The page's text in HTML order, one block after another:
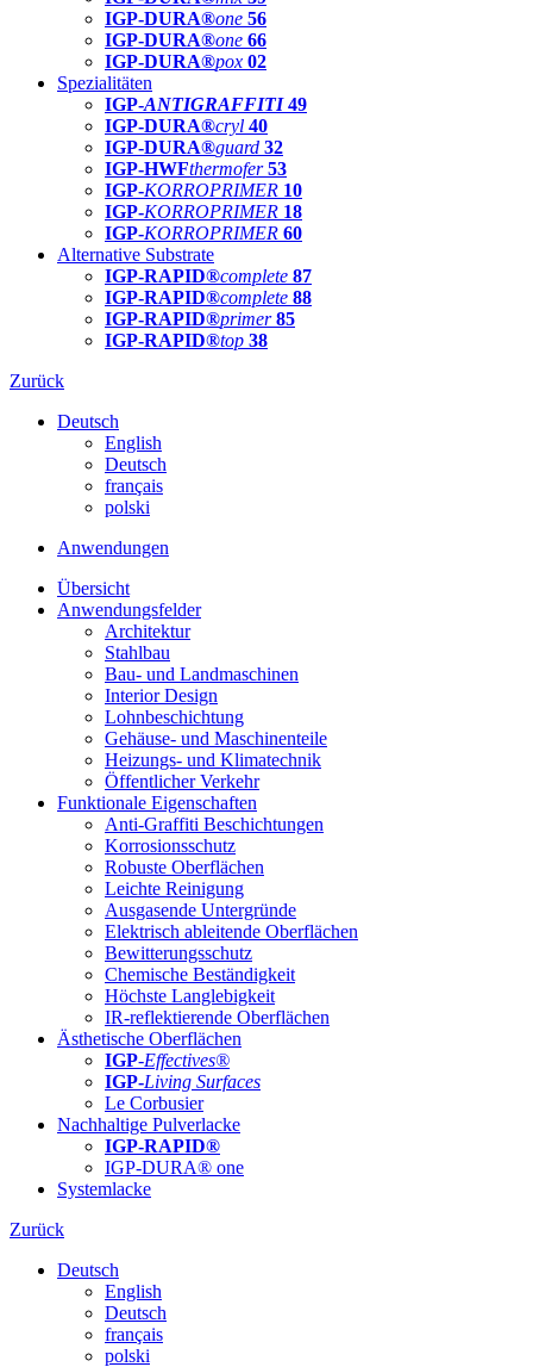
IGP-DURA®one 56
IGP-DURA®one 66
IGP-DURA®pox 02
Spezialitäten
IGP-ANTIGRAFFITI49
IGP-DURA®cryl 40
IGP-DURA®guard 32
IGP-HWFthermofer 53
IGP-KORROPRIMER 10
IGP-KORROPRIMER 18
IGP-KORROPRIMER 60
Alternative Substrate
IGP-RAPID®complete 87
IGP-RAPID®complete 88
IGP-RAPID®primer 85
IGP-RAPID®top 38
Zurück
Deutsch
English
Deutsch
français
polski
Anwendungen
Übersicht
Anwendungsfelder
Architektur
Stahlbau
Bau- und Landmaschinen
Interior Design
Lohnbeschichtung
Gehäuse- und Maschinenteile
Heizungs- und Klimatechnik
Öffentlicher Verkehr
Funktionale Eigenschaften
Anti-Graffiti Beschichtungen
Korrosionsschutz
Robuste Oberflächen
Leichte Reinigung
Ausgasende Untergründe
Elektrisch ableitende Oberflächen
Bewitterungsschutz
Chemische Beständigkeit
Höchste Langlebigkeit
IR-reflektierende Oberflächen
Ästhetische Oberflächen
IGP-Effectives®
IGP-Living Surfaces
Le Corbusier
Nachhaltige Pulverlacke
IGP-RAPID®
IGP-DURA® one
Systemlacke
Zurück
Deutsch
English
Deutsch
français
polski